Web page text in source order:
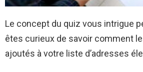
Le concept du quiz vous intrigue
êtes curieux de savoir comment
ajoutés à votre liste d’adresses